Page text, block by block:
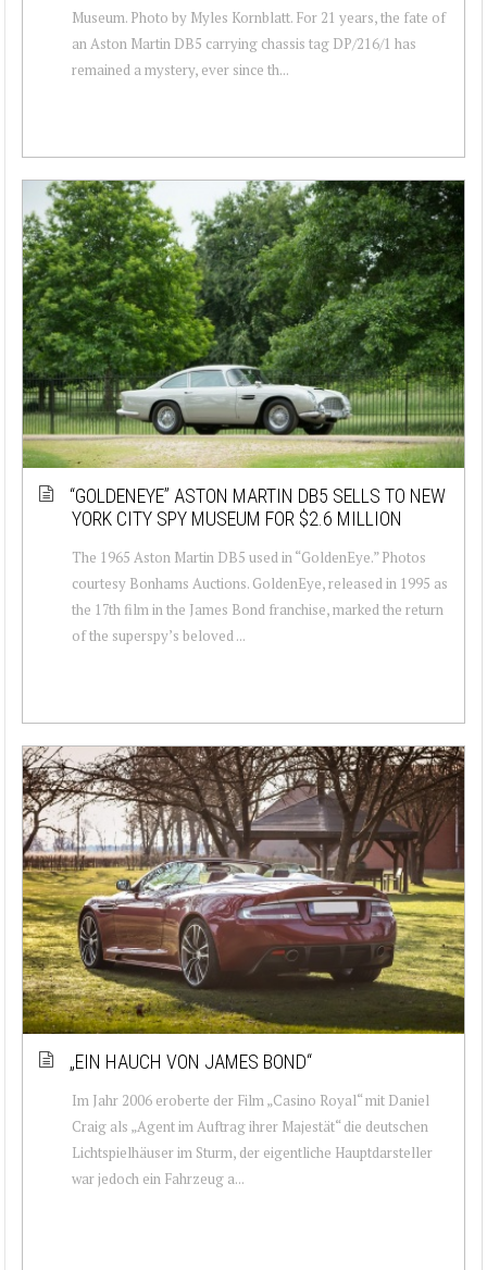
Museum. Photo by Myles Kornblatt. For 21 years, the fate of
an Aston Martin DB5 carrying chassis tag DP/216/1 has
remained a mystery, ever since th...
“GOLDENEYE” ASTON MARTIN DB5 SELLS TO NEW
YORK CITY SPY MUSEUM FOR $2.6 MILLION
The 1965 Aston Martin DB5 used in “GoldenEye.” Photos
courtesy Bonhams Auctions. GoldenEye, released in 1995 as
the 17th film in the James Bond franchise, marked the return
of the superspy’s beloved ...
„EIN HAUCH VON JAMES BOND“
Im Jahr 2006 eroberte der Film „Casino Royal“ mit Daniel
Craig als „Agent im Auftrag ihrer Majestät“ die deutschen
Lichtspielhäuser im Sturm, der eigentliche Hauptdarsteller
war jedoch ein Fahrzeug a...